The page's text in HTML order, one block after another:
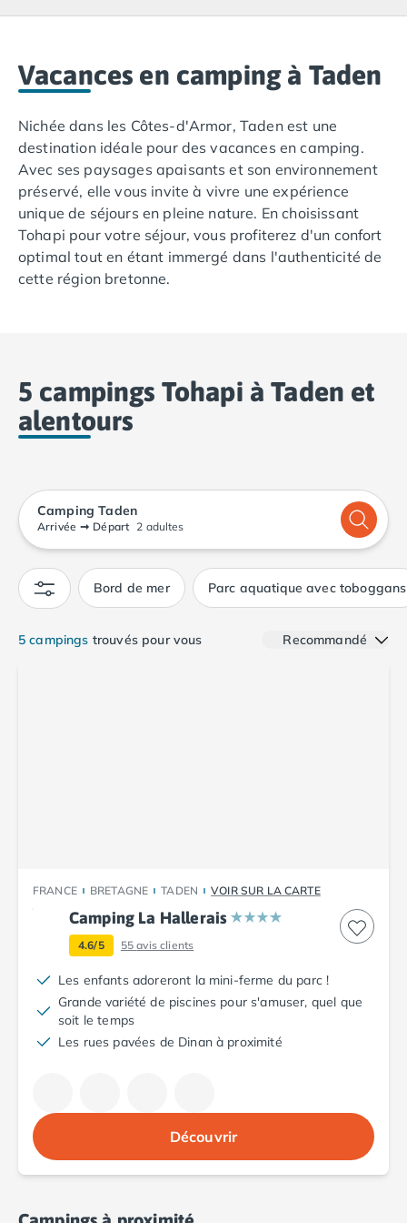
Camping Les Landes
Camping Biscarrosse
Camping Hossegor
Camping Messanges
Camping Moliets et Maa
Camping Sanguinet
Camping Seignosse
Camping Vieux Boucau les Bains
Camping Pyrénées Atlantiques
Camping Bayonne
Camping Basse-Normandie
Camping Calvados
Camping Cabourg
Camping Houlgate
Camping Ouistreham
Camping Manche
Camping Mont Saint Michel
Camping Bretagne
Camping Côtes d'Armor
Camping Erquy
Camping Ille-et-Vilaine
Camping Cancale
Camping Dinard
Camping Morbihan
Camping Auray
Camping Carnac
Camping La Trinité sur Mer
Camping Quiberon
Camping Sarzeau
Camping Vannes
Camping Champagne-Ardenne
Vacances en camping à Taden
Nichée dans les Côtes-d'Armor, Taden est une
destination idéale pour des vacances en camping.
Avec ses paysages apaisants et son environnement
préservé, elle vous invite à vivre une expérience
unique de séjours en pleine nature. En choisissant
Tohapi pour votre séjour, vous profiterez d'un confort
optimal tout en étant immergé dans l'authenticité de
cette région bretonne.
5 campings Tohapi à Taden et
alentours
Camping Taden
Arrivée ➞ Départ 2 adultes
Bord de mer Parc aquatique avec toboggans
5 campings trouvés pour vous Recommandé
FRANCE BRETAGNE TADEN VOIR SUR LA CARTE
Camping La Hallerais
4.6/5 55avis clients
Les enfants adoreront la mini-ferme du parc !
Grande variété de piscines pour s'amuser, quel que
soit le temps
Les rues pavées de Dinan à proximité
Découvrir